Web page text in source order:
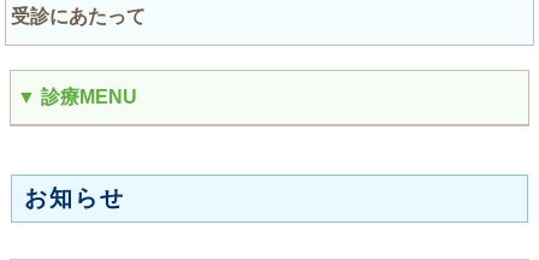
受診にあたって
▼ 診療MENU
お知らせ